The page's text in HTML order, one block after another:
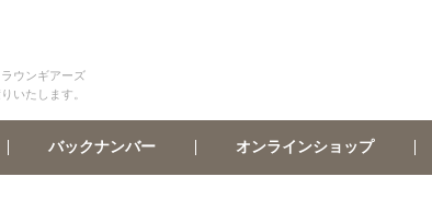
ウンギアーズ
いたします。
バックナンバー オンラインショップ